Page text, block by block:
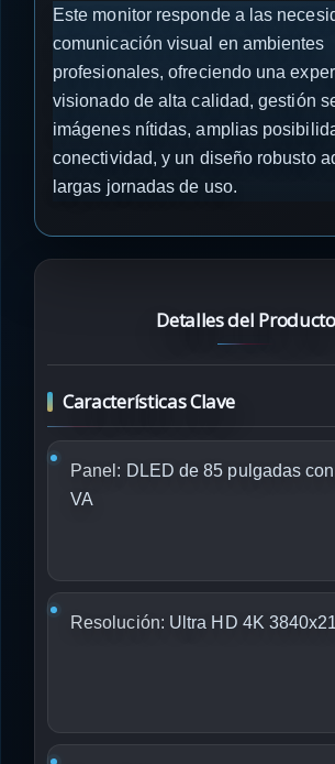
Este monitor responde a las
comunicación visual en ambientes
profesionales, ofreciendo una
visionado de alta calidad, gestión
imágenes nítidas, amplias
conectividad, y un diseño robusto
largas jornadas de uso.
Detalles del Producto
Características Clave
Panel: DLED de 85 pulgadas
VA
Resolución: Ultra HD 4K